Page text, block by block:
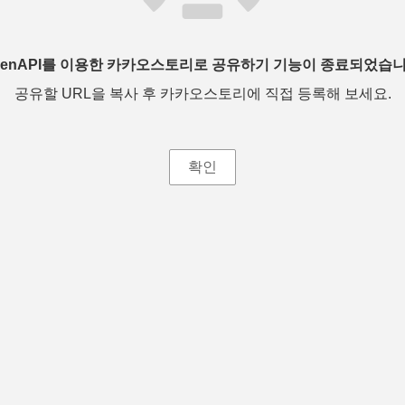
를 이용한 카카오스토리로 공유하기 기능이 종료되었습
공유할 URL을 복사 후 카카오스토리에 직접 등록해 보세요.
확인